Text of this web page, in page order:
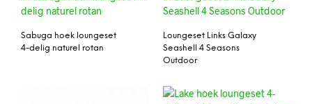
Sabuga hoek loungeset
4-delig naturel rotan
Loungeset Links Galaxy
Seashell 4 Seasons
Outdoor